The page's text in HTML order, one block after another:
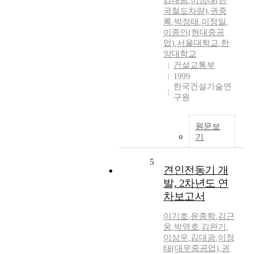
국철도차량),권중
록,박정태 ,이정일 ,
이종인(현대중공
업),서울대학교,한
양대학교
건설교통부
1999
한국건설기술연
구원
원문보
기
5
견인전동기 개
발, 2차년도 연
차보고서
이기호,윤종학,김근
웅,박영호,김완기 ,
이상우,김대광,이정
태(대우중공업),권